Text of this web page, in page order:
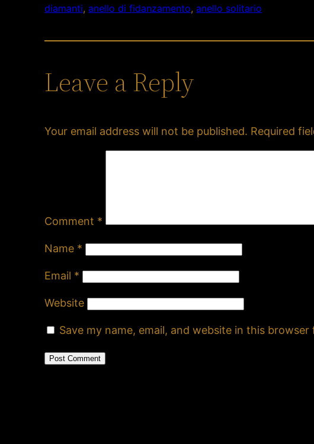
diamanti, anello di fidanzamento, anello solitario
Leave a Reply
Your email address will not be published. Required
Comment *
Name *
Email *
Website
Save my name, email, and website in this